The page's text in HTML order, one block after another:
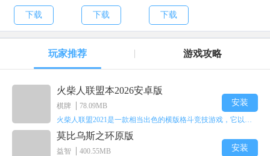
Spawn Buzzard Attack Helicopter
1-999-289-9633 (BUZZ-OFF)
下载 下载 下载
玩家推荐 游戏攻略
火柴人联盟本2026安卓版
棋牌
78.09MB
安装
莫比乌斯之环原版
益智
400.55MB
安装